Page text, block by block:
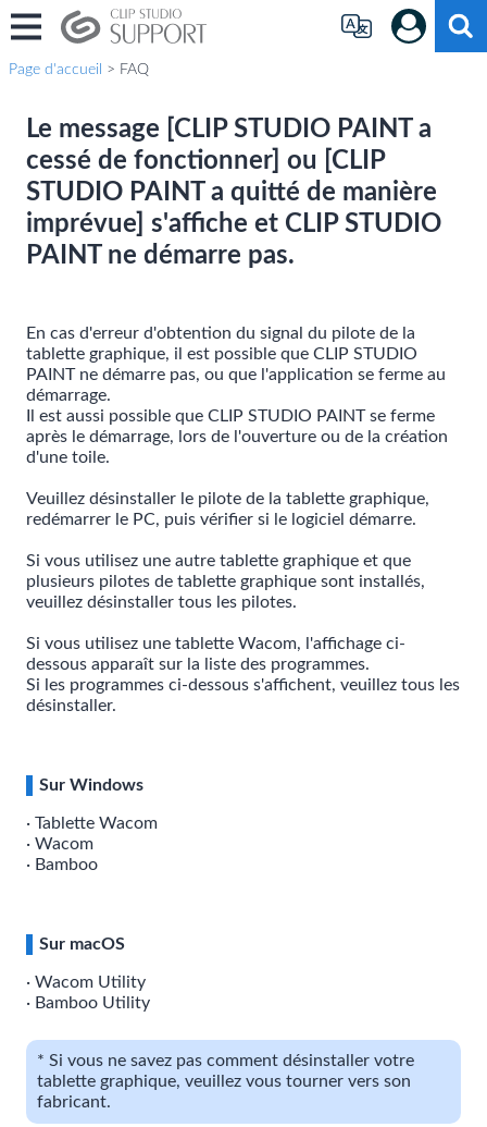
Page d'accueil > FAQ
Le message [CLIP STUDIO PAINT a
cessé de fonctionner] ou [CLIP
STUDIO PAINT a quitté de manière
imprévue] s'affiche et CLIP STUDIO
PAINT ne démarre pas.
En cas d'erreur d'obtention du signal du pilote de la
tablette graphique, il est possible que CLIP STUDIO
PAINT ne démarre pas, ou que l'application se ferme au
démarrage.
Il est aussi possible que CLIP STUDIO PAINT se ferme
après le démarrage, lors de l'ouverture ou de la création
d'une toile.
Veuillez désinstaller le pilote de la tablette graphique,
redémarrer le PC, puis vérifier si le logiciel démarre.
Si vous utilisez une autre tablette graphique et que
plusieurs pilotes de tablette graphique sont installés,
veuillez désinstaller tous les pilotes.
Si vous utilisez une tablette Wacom, l'affichage ci-
dessous apparaît sur la liste des programmes.
Si les programmes ci-dessous s'affichent, veuillez tous les
désinstaller.
Sur Windows
· Tablette Wacom
· Wacom
· Bamboo
Sur macOS
· Wacom Utility
· Bamboo Utility
* Si vous ne savez pas comment désinstaller votre
tablette graphique, veuillez vous tourner vers son
fabricant.